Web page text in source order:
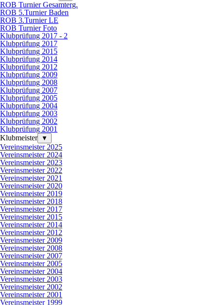
ROB Turnier Gesamterg.
ROB 5.Turnier Baden
ROB 3.Turnier LE
ROB Turnier Foto
Klubprüfung 2017 - 2
Klubprüfung 2017
Klubprüfung 2015
Klubprüfung 2014
Klubprüfung 2012
Klubprüfung 2009
Klubprüfung 2008
Klubprüfung 2007
Klubprüfung 2005
Klubprüfung 2004
Klubprüfung 2003
Klubprüfung 2002
Klubprüfung 2001
Klubmeister
▼
Vereinsmeister 2025
Vereinsmeister 2024
Vereinsmeister 2023
Vereinsmeister 2022
Vereinsmeister 2021
Vereinsmeister 2020
Vereinsmeister 2019
Vereinsmeister 2018
Vereinsmeister 2017
Vereinsmeister 2015
Vereinsmeister 2014
Vereinsmeister 2012
Vereinsmeister 2009
Vereinsmeister 2008
Vereinsmeister 2007
Vereinsmeister 2005
Vereinsmeister 2004
Vereinsmeister 2003
Vereinsmeister 2002
Vereinsmeister 2001
Vereinsmeister 1999